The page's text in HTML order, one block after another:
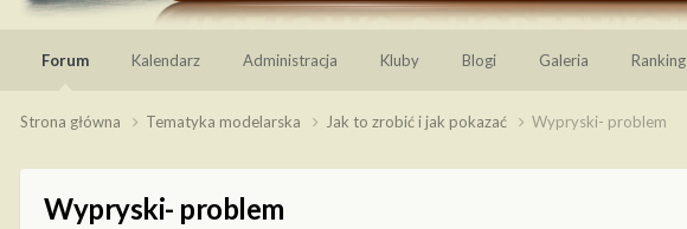
Forum Kalendarz Administracja Kluby Blogi Galeria Ranking
Strona główna Tematyka modelarska Jak to zrobić i jak pokazać Wypryski- problem
Wypryski- problem